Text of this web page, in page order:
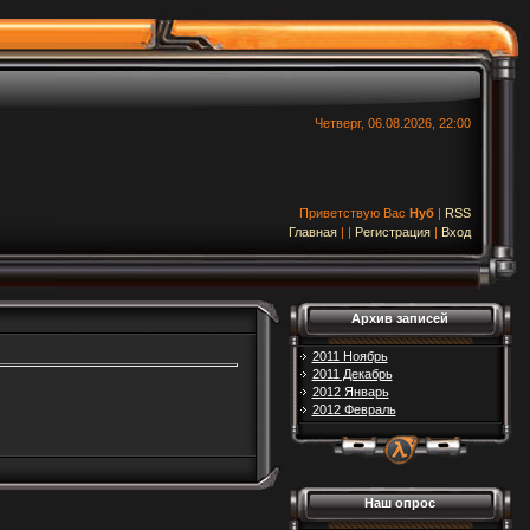
Четверг, 06.08.2026, 22:00
Приветствую Вас Нуб | RSS
Главная | | Регистрация | Вход
Архив записей
2011 Ноябрь
2011 Декабрь
2012 Январь
2012 Февраль
Наш опрос